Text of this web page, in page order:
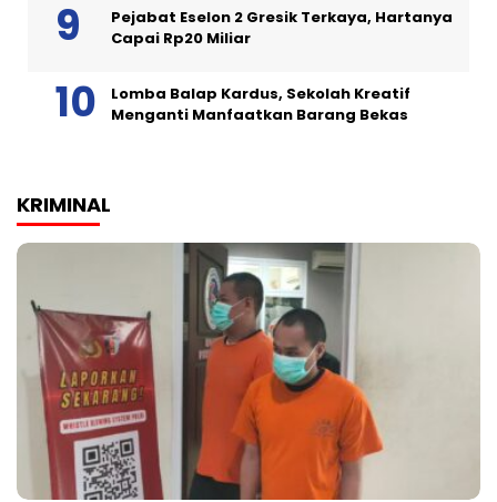
Pejabat Eselon 2 Gresik Terkaya, Hartanya
Capai Rp20 Miliar
Lomba Balap Kardus, Sekolah Kreatif
Menganti Manfaatkan Barang Bekas
KRIMINAL